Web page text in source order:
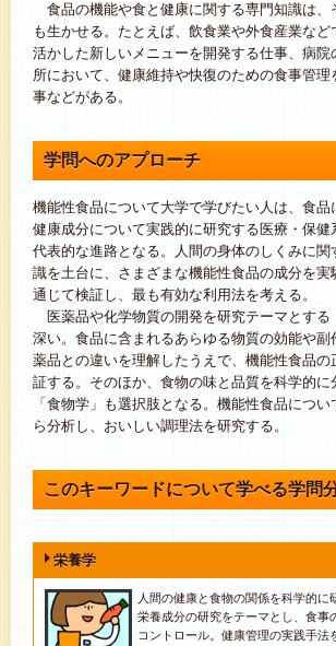
食品の機能や食と健康に関する専門知識は、
も生かせる。たとえば、飲食業や外食産業など
活かした新しいメニューを開発する仕事、病院
所において、健康維持や快復のための食事管理
事などがある。
学問へのアプローチ
機能性食品について大学で学びたい人は、食品
健康成分について実践的に研究する医療・保健
代表的な進路となる。人間の身体のしくみに関
識を土台に、さまざまな機能性食品の成分を実
通じて検証し、最も有効な利用法を考える。
医薬品や化学物質の開発を研究テーマとする
深い。食品に含まれるあらゆる物質の効能や副
薬品との違いを理解したうえで、機能性食品の
証する。そのほか、食物の味と品質を科学的に
「食物学」も選択肢となる。機能性食品につ
ら分析し、おいしい調理法を研究する。
このキーワードについて学べる学問
栄養学
人間の健康と食物の関係を科学的に
栄養成分の研究をテーマとし、食事
コントロール。健康管理の実践手法